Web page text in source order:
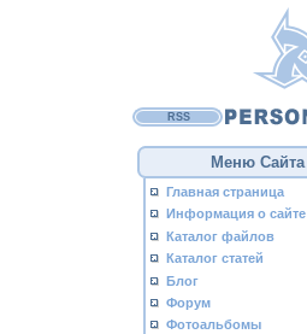
RSS
Меню Сайта
Главная страница
Информация о сайте
Каталог файлов
Каталог статей
Блог
Форум
Фотоальбомы